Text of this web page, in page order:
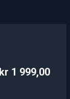
1 999,00